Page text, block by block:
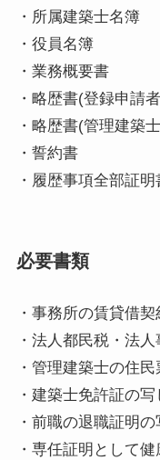
・所属建築士名簿
・役員名簿
・業務概要書
・略歴書(登録申請
・略歴書(管理建築
・誓約書
・履歴事項全部証
必要書類
・事務所の賃貸借
・法人都民税・法
・管理建築士の住
・建築士免許証の写
・前職の退職証明
・専任証明として